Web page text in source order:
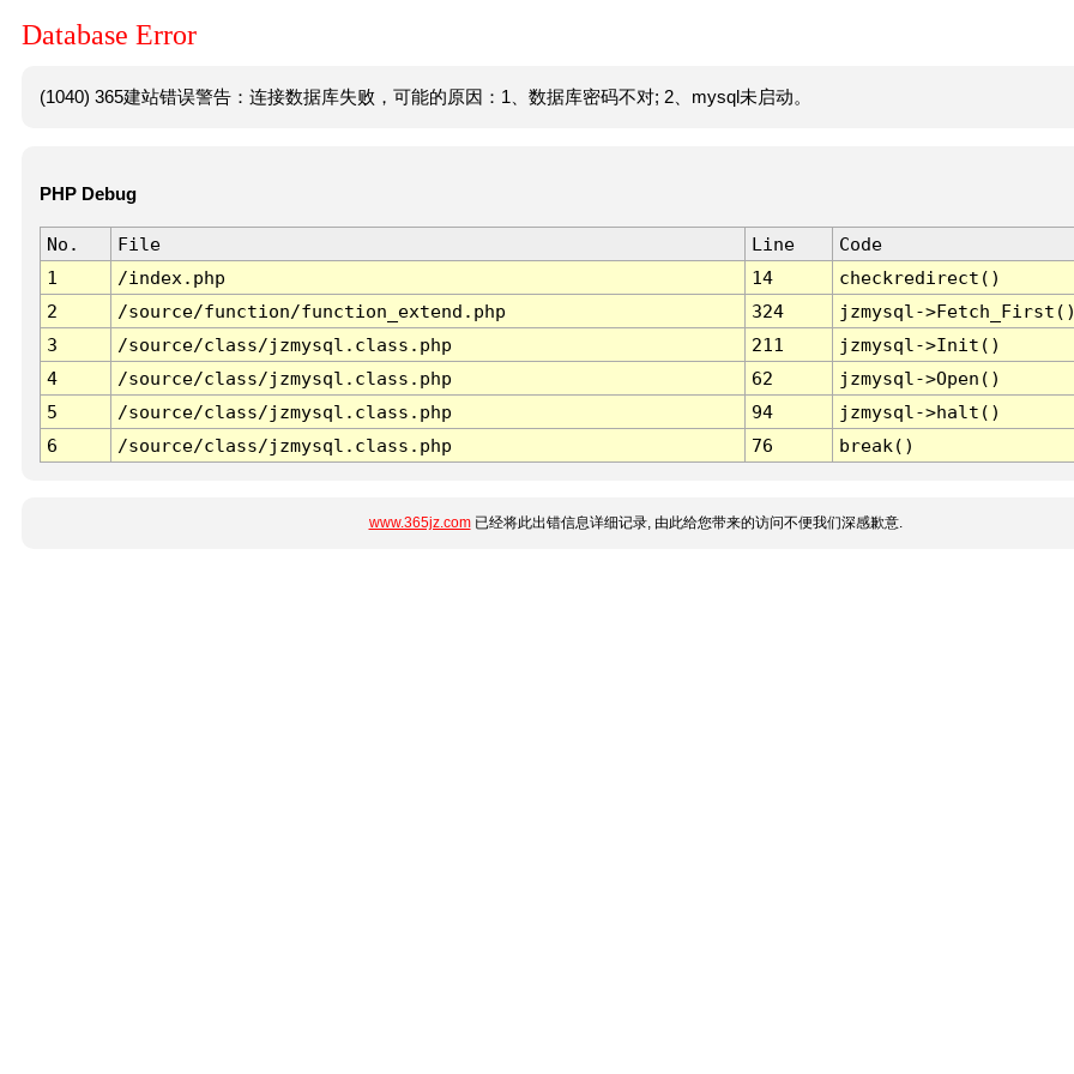
Database Error
(1040) 365建站错误警告：连接数据库失败，可能的原因：1、数据库密码不对; 2、mysql未启动。
PHP Debug
No. File Line
Code
1
/index.php 14
checkredirect()
2
/source/function/function_extend.php 324
jzmysql-
3
/source/class/jzmysql.class.php 211
jzmysql->Init()
4
/source/class/jzmysql.class.php 62
jzmysql->Open()
5
/source/class/jzmysql.class.php 94
jzmysql->halt()
6
/source/class/jzmysql.class.php 76 break()
www.365jz.com已经将此出错信息详细记录, 由此给您带来的访问不便我们深感歉意.